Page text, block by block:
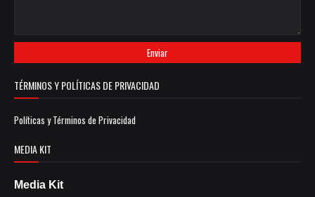
TÉRMINOS Y POLÍTICAS DE PRIVACIDAD
Políticas y Términos de Privacidad
MEDIA KIT
Media Kit